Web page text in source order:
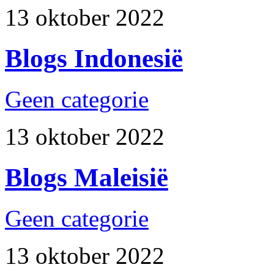
13 oktober 2022
Blogs Indonesië
Geen categorie
13 oktober 2022
Blogs Maleisië
Geen categorie
13 oktober 2022